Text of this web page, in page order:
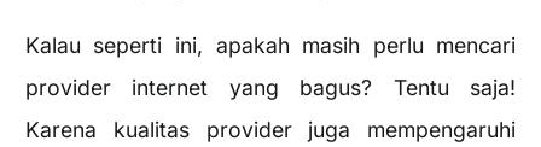
Kalau seperti ini, apakah masih perlu mencari
provider internet yang bagus? Tentu saja!
Karena kualitas provider juga mempengaruhi